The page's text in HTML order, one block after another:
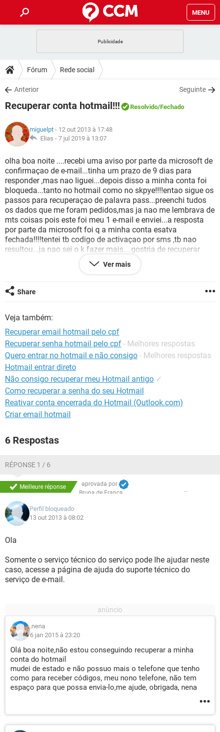
MENU
CELULAR
OUTLOOK
INSTAGRAM GMAIL
GUIA DE COMPRAS
DICAS
JOGOS
INSTAGRAM
GUIA DE COMPRAS
DOWNLOADS
JOGOS WHATSAPP
CELULAR
OUTLOOK
INSTAGRAM
GUIA DE COMPRAS
FÓRUM
JOGOS
CELULAR
OUTLOOK EXCEL
INSTAGRAM GMAIL
GUIA DE COMPRAS
GLOSSÁRIO
JOGOS
CELULAR FACEBOOK
OUTLOOK EXCEL
INSTAGRAM GMAIL
GUIA DE COMPRAS
Fórum Rede social
Anterior Seguinte
Recuperar conta hotmail!!! Resolvido/Fechado
miguelpt - 12 out 2013 à 17:48
Elias - 7 jul 2019 à 13:07
olha boa noite ....recebi uma aviso por parte da microsoft de
confirmaçao de e-mail...tinha um prazo de 9 dias para
responder ,mas nao liguei...depois disso a minha conta foi
bloqueda...tanto no hotmail como no skpye!!!!entao sigue os
passos para recuperaçao de palavra pass...preenchi tudos
os dados que me foram pedidos,mas ja nao me lembrava de
mts coisas pois este foi meu 1 e-mail e enviei...a resposta
por parte da microsoft foi q a minha conta esatva
fechada!!!!tentei tb codigo de activaçao por sms ,tb nao
resultou...ja nao sei o k fazer mais....gostria de recuperar
conta pois tenho um e-mail de uma amiga q nao me lmbro e
fikie incontactavel com ela...gostria de recupera minha conta
Ver mais
Share
Veja também:
Recuperar email hotmail pelo cpf
Recuperar senha hotmail pelo cpf - Melhores respostas
Quero entrar no hotmail e não consigo - Melhores respostas
Hotmail entrar direto
Não consigo recuperar meu Hotmail antigo ✓
Como recuperar a senha do seu Hotmail
Reativar conta encerrada do Hotmail (Outlook.com)
Criar email hotmail
6 Respostas
RÉPONSE 1 / 6
Meilleure réponse
aprovada por
Bruna de França
Perfil bloqueado
13 out 2013 à 08:02
Ola
Somente o serviço técnico do serviço pode lhe ajudar neste
caso, acesse a página de ajuda do suporte técnico do
serviço de e-mail.
.nena
6 jan 2015 à 23:20
Olá boa noite,não estou conseguindo recuperar a minha
conta do hotmail
mudei de estado e não possuo mais o telefone que tenho
como para receber códigos, meu nono telefone, não tem
espaço para que possa envia-lo,me ajude, obrigada, nena